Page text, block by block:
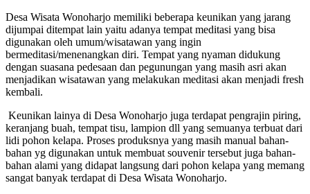
Desa Wisata Wonoharjo memiliki beberapa keunikan yang jarang
dijumpai ditempat lain yaitu adanya tempat meditasi yang bisa
digunakan oleh umum/wisatawan yang ingin
bermeditasi/menenangkan diri. Tempat yang nyaman didukung
dengan suasana pedesaan dan pegunungan yang masih asri akan
menjadikan wisatawan yang melakukan meditasi akan menjadi fresh
kembali.
Keunikan lainya di Desa Wonoharjo juga terdapat pengrajin piring,
keranjang buah, tempat tisu, lampion dll yang semuanya terbuat dari
lidi pohon kelapa. Proses produksnya yang masih manual bahan-
bahan yg digunakan untuk membuat souvenir tersebut juga bahan-
bahan alami yang didapat langsung dari pohon kelapa yang memang
sangat banyak terdapat di Desa Wisata Wonoharjo.